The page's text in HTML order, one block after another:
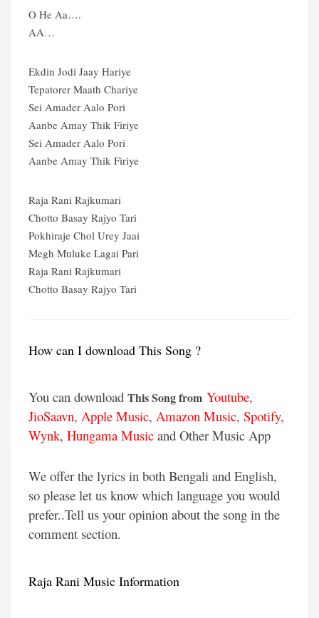
O He Aa….
AA…
Ekdin Jodi Jaay Hariye
Tepatorer Maath Chariye
Sei Amader Aalo Pori
Aanbe Amay Thik Firiye
Sei Amader Aalo Pori
Aanbe Amay Thik Firiye
Raja Rani Rajkumari
Chotto Basay Rajyo Tari
Pokhiraje Chol Urey Jaai
Megh Muluke Lagai Pari
Raja Rani Rajkumari
Chotto Basay Rajyo Tari
How can I download This Song ?
You can download This Song from Youtube,
JioSaavn, Apple Music, Amazon Music, Spotify,
Wynk, Hungama Music and Other Music App
We offer the lyrics in both Bengali and English,
so please let us know which language you would
prefer..Tell us your opinion about the song in the
comment section.
Raja Rani Music Information